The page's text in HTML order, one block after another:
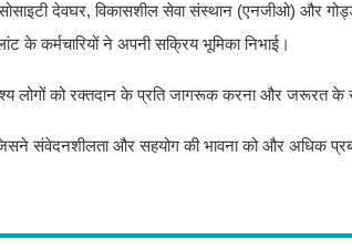
देवघर, विकासशील सेवा संस्थान (एनजीओ) और
के कर्मचारियों ने अपनी सक्रिय भूमिका निभाई।
लोगों को रक्तदान के प्रति जागरूक करना और जरूरत
संवेदनशीलता और सहयोग की भावना को और अधिक